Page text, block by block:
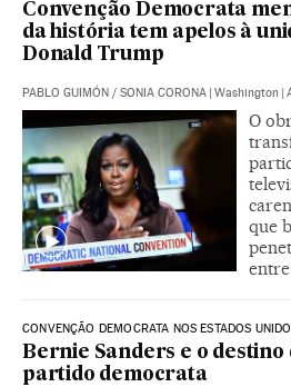
Convenção Democrata
da história tem apelos à
Donald Trump
PABLO GUIMÓN / SONIA CORONA | Washington |
O
que
CONVENÇÃO DEMOCRATA NOS ESTADOS
Bernie Sanders e o destino
partido democrata